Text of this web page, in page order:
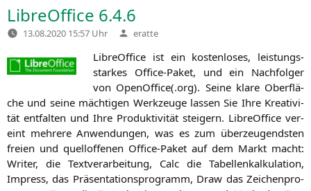
LibreOffice 6.4.6
13.08.2020 15:57 Uhr Verfasst
von
eratte
Libre­Of­fice ist ein kos­ten­lo­ses, leis­tungs­
star­kes Office-Paket, und ein Nach­fol­ger
von OpenOffice(.org). Sei­ne kla­re Ober­flä­
che und sei­ne mäch­ti­gen Werk­zeu­ge las­sen Sie Ihre Krea­ti­vi­
tät ent­fal­ten und Ihre Pro­duk­ti­vi­tät stei­gern. Libre­Of­fice ver­
eint meh­re­re Anwen­dun­gen, was es zum über­zeu­gends­ten
frei­en und quell­of­fe­nen Office-Paket auf dem Markt macht:
Wri­ter, die Text­ver­ar­bei­tung, Calc die Tabel­len­kal­ku­la­ti­on,
Impress, das Prä­sen­ta­ti­ons­pro­gramm, Draw das Zei­chen­pro­